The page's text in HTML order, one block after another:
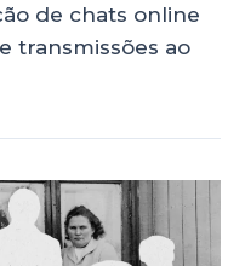
de chats online
transmissões ao